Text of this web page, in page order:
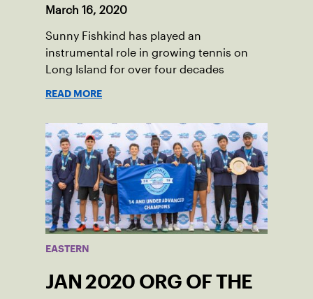
March 16, 2020
Sunny Fishkind has played an
instrumental role in growing tennis on
Long Island for over four decades
READ MORE
EASTERN
JAN 2020 ORG OF THE